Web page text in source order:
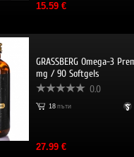
15.59 €
GRASSBERG Omega-3
mg / 90 Softgels
0.0
18 пъти
27.99 €